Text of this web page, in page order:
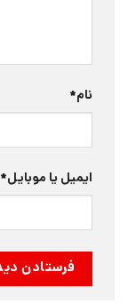
نام*
ایمیل یا موبایل*